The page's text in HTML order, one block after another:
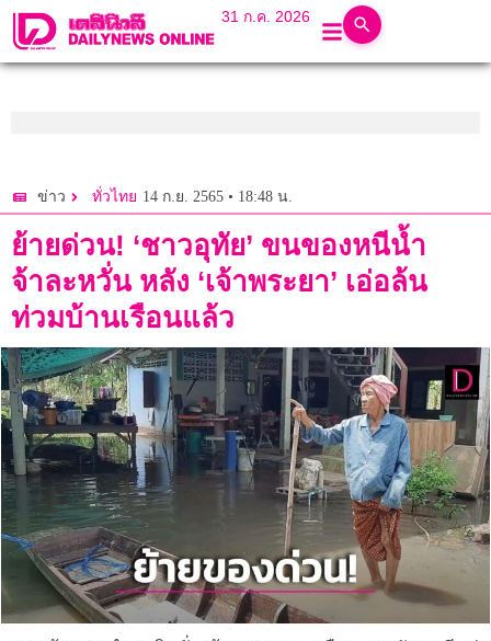
31 ก.ค. 2026
ข่าว ทั่วไทย 14 ก.ย. 2565 • 18:48 น.
ย้ายด่วน! ‘ชาวอุทัย’ ขนของหนีนํ้า
จ้าละหวั่น หลัง ‘เจ้าพระยา’ เอ่อล้น
ท่วมบ้านเรือนแล้ว